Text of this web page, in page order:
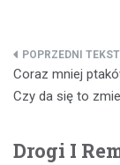
Nawigacja
wpisu
Coraz mniej
Czy da się to
Drogi I